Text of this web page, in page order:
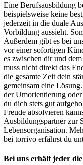
Eine Berufsausbildung
beispielsweise keine
jederzeit in die duale
Vorbildung aussieht.
Außerdem gibt es bei
vor einer sofortigen
es zwischen dir und
muss nicht direkt das
die gesamte Zeit dein
gemeinsam eine
der Umorientierung oder
du dich stets gut
Freude absolvieren
Ausbildungspartner zur
Lebensorganisation.
bei torrivo erfährst du
Bei uns erhält jeder